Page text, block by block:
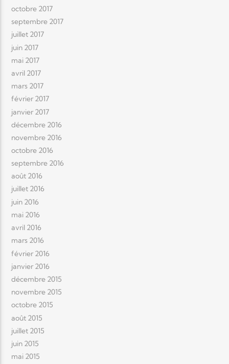
octobre 2017
septembre 2017
juillet 2017
juin 2017
mai 2017
avril 2017
mars 2017
février 2017
janvier 2017
décembre 2016
novembre 2016
octobre 2016
septembre 2016
août 2016
juillet 2016
juin 2016
mai 2016
avril 2016
mars 2016
février 2016
janvier 2016
décembre 2015
novembre 2015
octobre 2015
août 2015
juillet 2015
juin 2015
mai 2015